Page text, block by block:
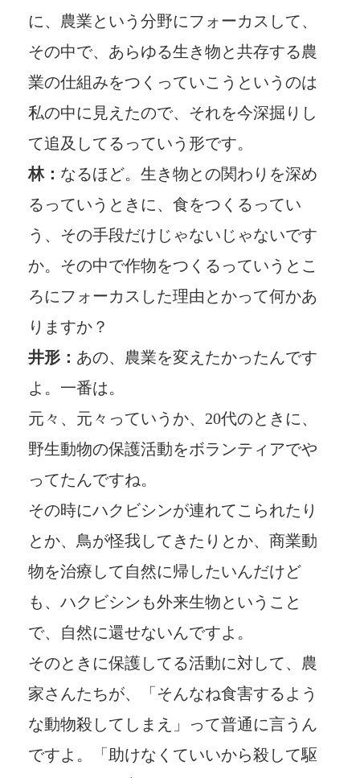
に、農業という分野にフォーカスして、
その中で、あらゆる生き物と共存する農
業の仕組みをつくっていこうというのは
私の中に見えたので、それを今深掘りし
て追及してるっていう形です。
林： なるほど。生き物との関わりを深め
るっていうときに、食をつくるってい
う、その手段だけじゃないじゃないです
か。その中で作物をつくるっていうとこ
ろにフォーカスした理由とかって何かあ
りますか？
井形： あの、農業を変えたかったんです
よ。一番は。
元々、元々っていうか、20代のときに、
野生動物の保護活動をボランティアでや
ってたんですね。
その時にハクビシンが連れてこられたり
とか、鳥が怪我してきたりとか、商業動
物を治療して自然に帰したいんだけど
も、ハクビシンも外来生物ということ
で、自然に還せないんですよ。
そのときに保護してる活動に対して、農
家さんたちが、「そんなね食害するよう
な動物殺してしまえ」って普通に言うん
ですよ。「助けなくていいから殺して駆